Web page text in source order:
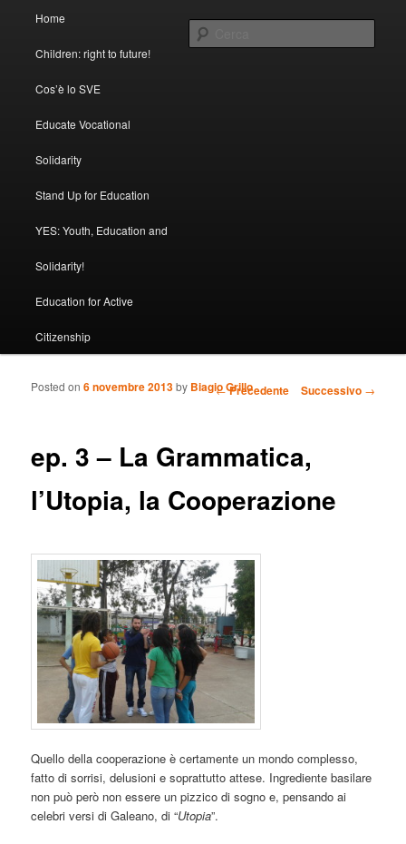
SVE con FOCSIV
Vai al contenuto principale
Vai al contenuto secondario
Home
Children: right to future!
Cos’è lo SVE
Educate Vocational
Solidarity
Stand Up for Education
YES: Youth, Education and
Solidarity!
Education for Active
Citizenship
Navigazione articolo
←Precedente Successivo →
ep. 3 – La Grammatica,
l’Utopia, la Cooperazione
Posted on6 novembre 2013by Biagio Grillo
Quello della cooperazione è certamente un mondo complesso,
fatto di sorrisi, delusioni e soprattutto attese. Ingrediente basilare
non può però non essere un pizzico di sogno e, pensando ai
celebri versi di Galeano, di “Utopia”.